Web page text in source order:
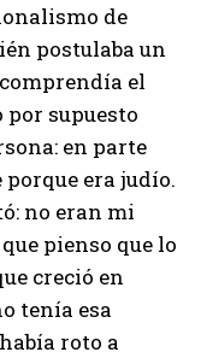
de
postulaba un
el
supuesto
en parte
era judío.
no eran mi
pienso que lo
creció en
tenía esa
roto a